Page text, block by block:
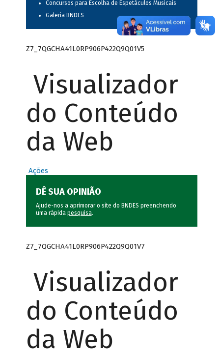
Concursos para Escolha de Espetáculos Musicais
Galeria BNDES
Z7_7QGCHA41L0RP906P422Q9Q01V5
Visualizador
do Conteúdo
da Web
Ações
DÊ SUA OPINIÃO
Ajude-nos a aprimorar o site do BNDES preenchendo
uma rápida pesquisa.
Z7_7QGCHA41L0RP906P422Q9Q01V7
Visualizador
do Conteúdo
da Web